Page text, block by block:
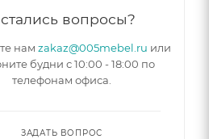
вопросы?
нам zakaz@005mebel.ru или
будни с 10:00 - 18:00 по
телефонам офиса.
ЗАДАТЬ ВОПРОС